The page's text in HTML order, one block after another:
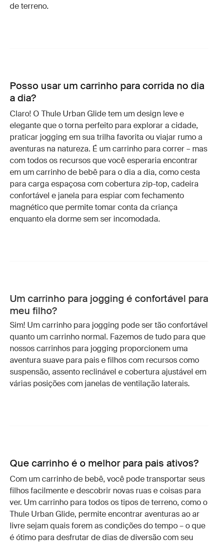
de terreno.
Posso usar um carrinho para corrida no dia
a dia?
Claro! O Thule Urban Glide tem um design leve e
elegante que o torna perfeito para explorar a cidade,
praticar jogging em sua trilha favorita ou viajar rumo a
aventuras na natureza. É um carrinho para correr – mas
com todos os recursos que você esperaria encontrar
em um carrinho de bebê para o dia a dia, como cesta
para carga espaçosa com cobertura zip-top, cadeira
confortável e janela para espiar com fechamento
magnético que permite tomar conta da criança
enquanto ela dorme sem ser incomodada.
Um carrinho para jogging é confortável para
meu filho?
Sim! Um carrinho para jogging pode ser tão confortável
quanto um carrinho normal. Fazemos de tudo para que
nossos carrinhos para jogging proporcionem uma
aventura suave para pais e filhos com recursos como
suspensão, assento reclinável e cobertura ajustável em
várias posições com janelas de ventilação laterais.
Que carrinho é o melhor para pais ativos?
Com um carrinho de bebê, você pode transportar seus
filhos facilmente e descobrir novas ruas e coisas para
ver. Um carrinho para todos os tipos de terreno, como o
Thule Urban Glide, permite encontrar aventuras ao ar
livre sejam quais forem as condições do tempo – o que
é ótimo para desfrutar de dias de diversão com seu